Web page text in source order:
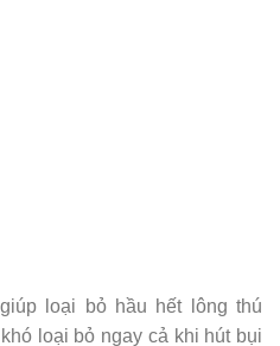
loại bỏ hầu hết lông thú
loại bỏ ngay cả khi hút bụi